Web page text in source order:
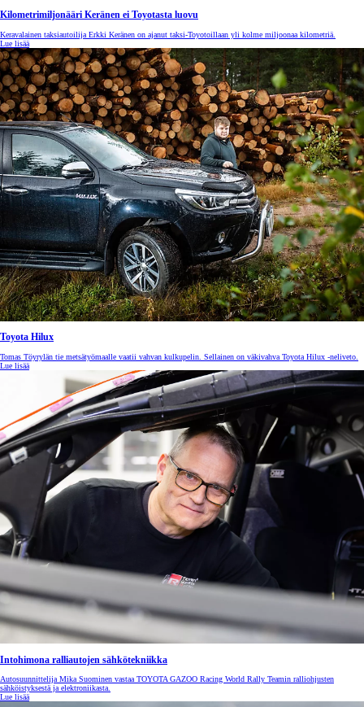
Kilometrimiljonääri Keränen ei Toyotasta luovu
Keravalainen taksiautoilija Erkki Keränen on ajanut taksi-Toyotoillaan yli kolme miljoonaa kilometriä.
Lue lisää
Toyota Hilux
Tomas Töyrylän tie metsätyömaalle vaatii vahvan kulkupelin. Sellainen on väkivahva Toyota Hilux -neliveto.
Lue lisää
Intohimona ralliautojen sähkötekniikka
Autosuunnittelija Mika Suominen vastaa TOYOTA GAZOO Racing World Rally Teamin ralliohjusten
sähköistyksestä ja elektroniikasta.
Lue lisää